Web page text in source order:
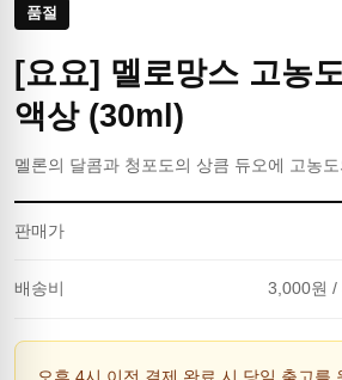
품절
[요요] 멜로망스 고농
액상 (30ml)
멜론의 달콤과 청포도의 상큼 듀오에 고농
판매가
배송비 3,000원 /